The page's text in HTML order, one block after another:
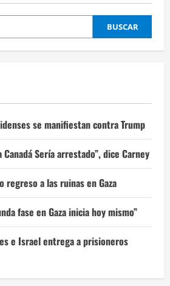
BUSCAR
se manifiestan contra Trump
Sería arrestado”, dice Carney
regreso a las ruinas en Gaza
fase en Gaza inicia hoy mismo”
e Israel entrega a prisioneros